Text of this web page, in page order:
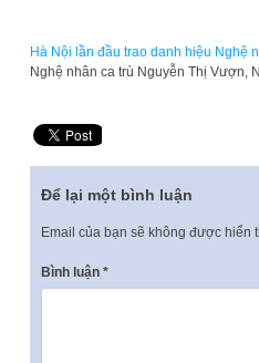
Hà Nội lần đầu trao danh hiệu Nghệ
Nghệ nhân ca trù Nguyễn Thị Vượn,
Để lại một bình luận
Email của bạn sẽ không được hiển
Bình luận *